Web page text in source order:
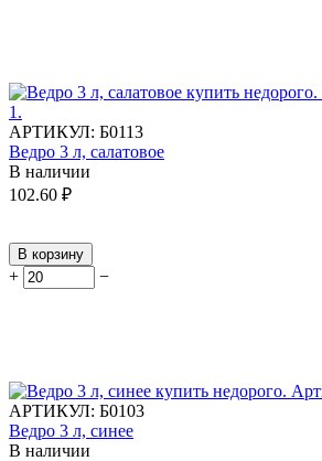
АРТИКУЛ: Б0113
Ведро 3 л, салатовое
В наличии
102.60 ₽
В корзину
+ −
АРТИКУЛ: Б0103
Ведро 3 л, синее
В наличии